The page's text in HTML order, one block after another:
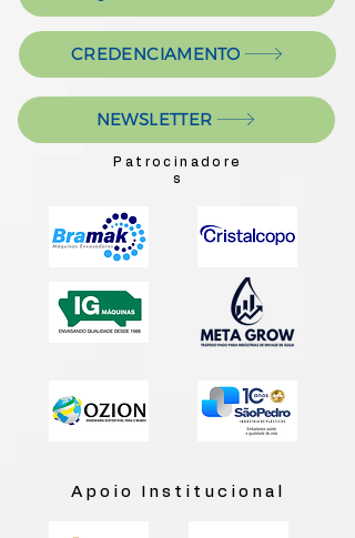
CREDENCIAMENTO
NEWSLETTER
Patrocinadore
s
Apoio Institucional